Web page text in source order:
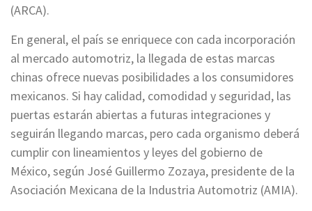
(ARCA).
En general, el país se enriquece con cada incorporación
al mercado automotriz, la llegada de estas marcas
chinas ofrece nuevas posibilidades a los consumidores
mexicanos. Si hay calidad, comodidad y seguridad, las
puertas estarán abiertas a futuras integraciones y
seguirán llegando marcas, pero cada organismo deberá
cumplir con lineamientos y leyes del gobierno de
México, según José Guillermo Zozaya, presidente de la
Asociación Mexicana de la Industria Automotriz (AMIA).